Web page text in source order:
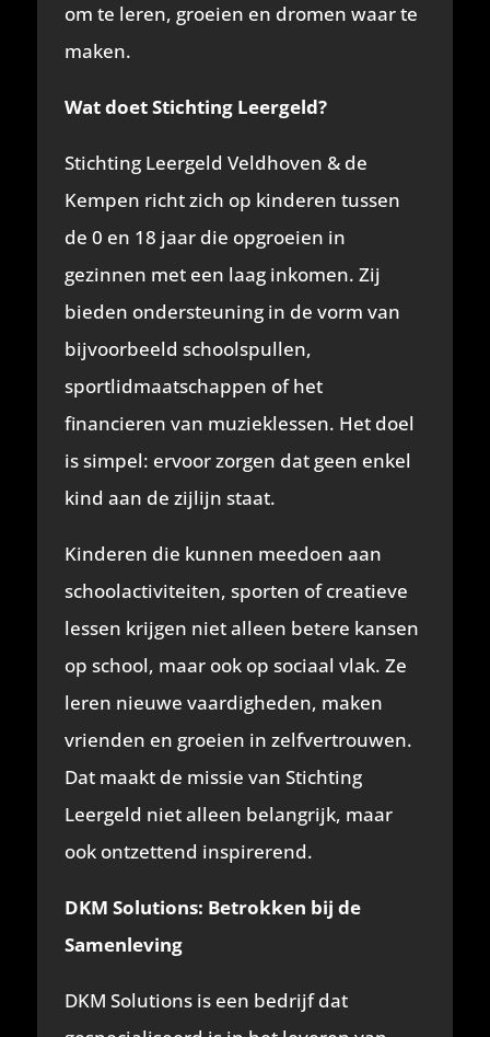
om te leren, groeien en dromen waar te
maken.
Wat doet Stichting Leergeld?
Stichting Leergeld Veldhoven & de
Kempen richt zich op kinderen tussen
de 0 en 18 jaar die opgroeien in
gezinnen met een laag inkomen. Zij
bieden ondersteuning in de vorm van
bijvoorbeeld schoolspullen,
sportlidmaatschappen of het
financieren van muzieklessen. Het doel
is simpel: ervoor zorgen dat geen enkel
kind aan de zijlijn staat.
Kinderen die kunnen meedoen aan
schoolactiviteiten, sporten of creatieve
lessen krijgen niet alleen betere kansen
op school, maar ook op sociaal vlak. Ze
leren nieuwe vaardigheden, maken
vrienden en groeien in zelfvertrouwen.
Dat maakt de missie van Stichting
Leergeld niet alleen belangrijk, maar
ook ontzettend inspirerend.
DKM Solutions: Betrokken bij de
Samenleving
DKM Solutions is een bedrijf dat